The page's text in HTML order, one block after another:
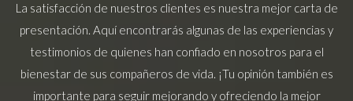
La satisfacción de nuestros clientes es nuestra mejor carta de
presentación. Aquí encontrarás algunas de las experiencias y
testimonios de quienes han confiado en nosotros para el
bienestar de sus compañeros de vida. ¡Tu opinión también es
importante para seguir mejorando y ofreciendo la mejor